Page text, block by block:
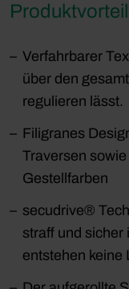
Verfahrbarer
über den
regulieren lässt.
Filigranes
Traversen
Gestellfarben
secudrive®
straff und sicher
entstehen keine